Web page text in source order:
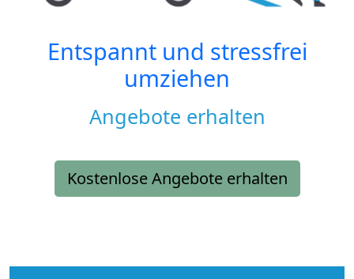
Entspannt und stressfrei
umziehen
Angebote erhalten
Kostenlose Angebote erhalten